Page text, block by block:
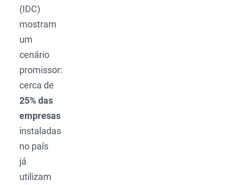
(IDC)
mostram
um
cenário
promissor:
cerca de
25% das
empresas
instaladas
no país
já
utilizam